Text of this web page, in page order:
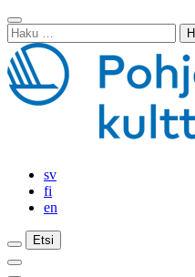
Siirry
sisältöön
Sulje
haku
Haku:
sv
fi
en
Etsi
Etsi
Etsi
Päävalikko